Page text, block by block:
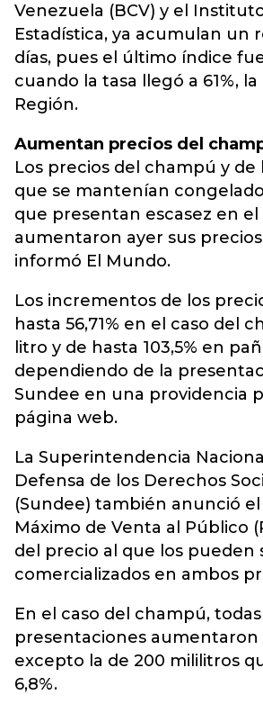
Venezuela (BCV) y el
Estadística, ya acumulan un
días, pues el último índice
cuando la tasa llegó a 61%,
Región.
Aumentan precios del
Los precios del champú y de
que se mantenían
que presentan escasez en
aumentaron ayer sus
informó El Mundo.
Los incrementos de los
hasta 56,71% en el caso del
litro y de hasta 103,5% en
dependiendo de la
Sundee en una providencia
página web.
La Superintendencia
Defensa de los Derechos
(Sundee) también anunció
Máximo de Venta al Público
del precio al que los pueden
comercializados en ambos
En el caso del champú,
presentaciones aumentaron
excepto la de 200 mililitros
6,8%.